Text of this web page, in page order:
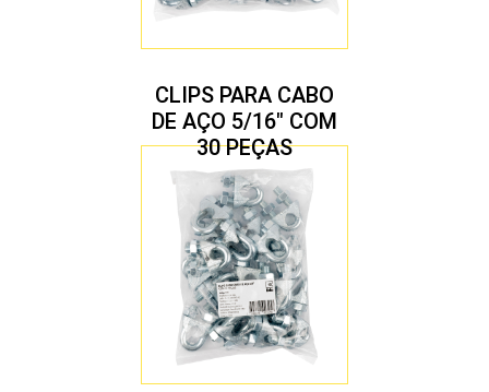
CLIPS PARA CABO
DE AÇO 5/16″ COM
30 PEÇAS